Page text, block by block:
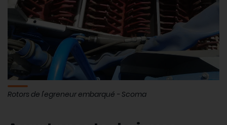
Rotors de l'egreneur embarqué - Scoma